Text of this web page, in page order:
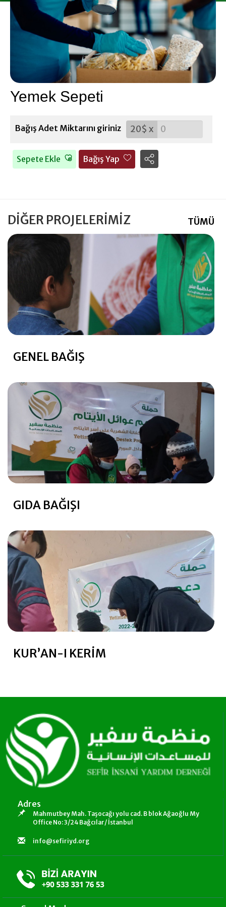
Yemek Sepeti
Bağış Adet Miktarını giriniz 20$ x
Sepete Ekle Bağış Yap
DİĞER PROJELERİMİZ TÜMÜ
GENEL BAĞIŞ
GIDA BAĞIŞI
KUR’AN-I KERIM
Adres
Mahmutbey Mah. Taşocağı yolu cad. B blok Ağaoğlu My
Office No: 3/24 Bağcılar/ İstanbul
info@sefiriyd.org
Giyim Bağışı